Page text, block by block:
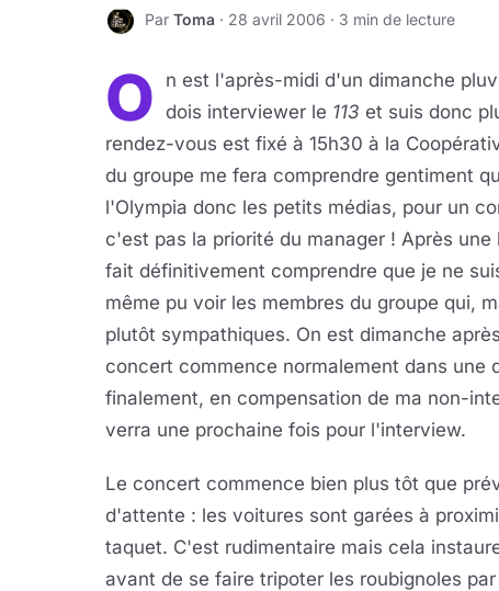
T Par Toma · 28 avril 2006 · 3 min de lecture
O
n est l'après-midi d'un dimanche
dois interviewer le 113 et suis donc
rendez-vous est fixé à 15h30 à la
du groupe me fera comprendre gentiment
l'Olympia donc les petits médias, pour un
c'est pas la priorité du manager ! Après
fait définitivement comprendre que je ne
même pu voir les membres du groupe qui,
plutôt sympathiques. On est dimanche
concert commence normalement dans une
finalement, en compensation de ma non-
verra une prochaine fois pour l'interview.
Le concert commence bien plus tôt que
d'attente : les voitures sont garées à
taquet. C'est rudimentaire mais cela
avant de se faire tripoter les roubignoles